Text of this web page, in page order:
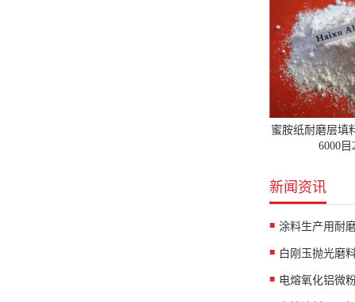
蜜胺纸耐磨层填
6000目
新闻资讯
涂料生产用耐
白刚玉抛光磨